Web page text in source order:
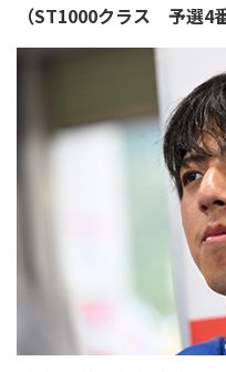
（ST1000クラス 予選4